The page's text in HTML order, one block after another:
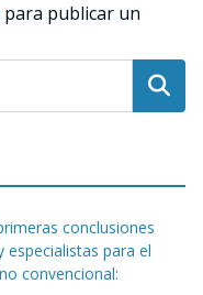
para publicar un
Buscar
conclusiones
para el
convencional: